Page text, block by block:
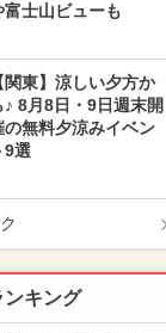
富士山ビューも
関東】涼しい夕方か
♪ 8月8日・9日週末開
の無料夕涼みイベン
9選
ンキング